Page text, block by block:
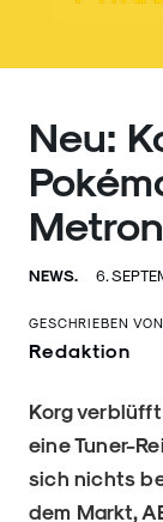
Neu:
NEWS. 6.
GESCHRIEBEN
Redaktion
Korg
eine Tuner-
sich nichts
dem Markt,